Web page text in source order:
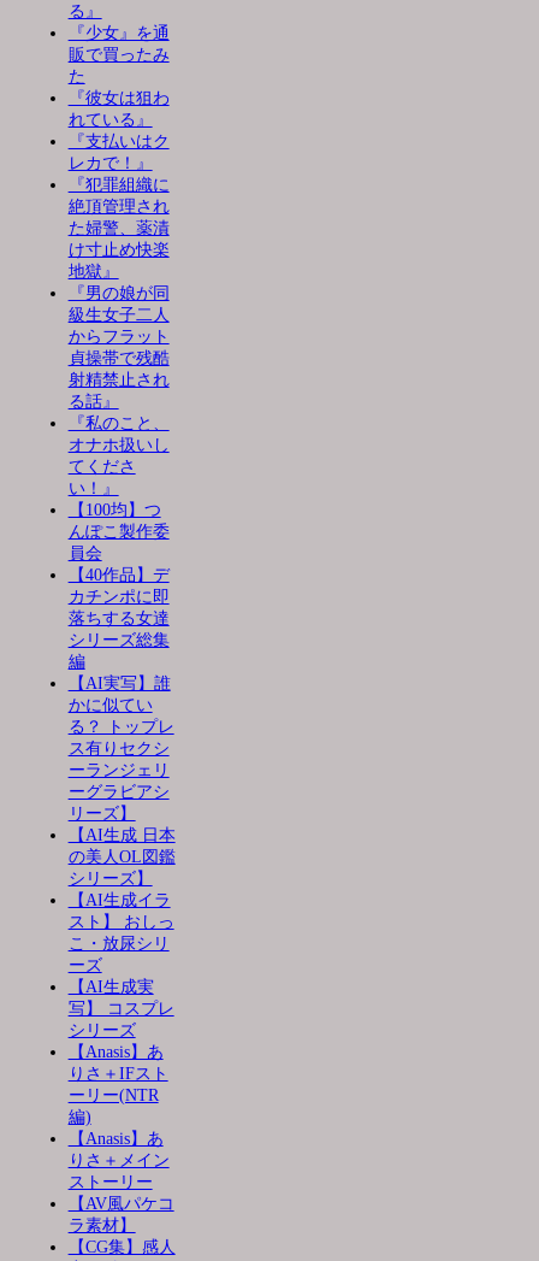
る』
『少女』を通
販で買ったみ
た
『彼女は狙わ
れている』
『支払いはク
レカで！』
『犯罪組織に
絶頂管理され
た婦警、薬漬
け寸止め快楽
地獄』
『男の娘が同
級生女子二人
からフラット
貞操帯で残酷
射精禁止され
る話』
『私のこと、
オナホ扱いし
てくださ
い！』
【100均】つ
んぽこ製作委
員会
【40作品】デ
カチンポに即
落ちする女達
シリーズ総集
編
【AI実写】誰
かに似てい
る？ トップレ
ス有りセクシ
ーランジェリ
ーグラビアシ
リーズ】
【AI生成 日本
の美人OL図鑑
シリーズ】
【AI生成イラ
スト】 おしっ
こ・放尿シリ
ーズ
【AI生成実
写】 コスプレ
シリーズ
【Anasis】あ
りさ＋IFスト
ーリー(NTR
編)
【Anasis】あ
りさ＋メイン
ストーリー
【AV風パケコ
ラ素材】
【CG集】感人